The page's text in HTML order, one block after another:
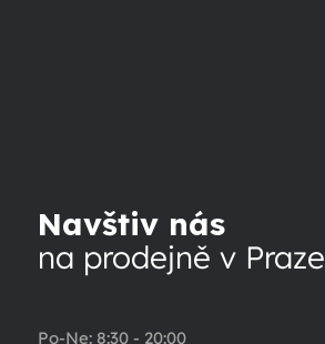
Navštiv nás
na prodejně v Praze
Po-Ne: 8:30 - 20:00